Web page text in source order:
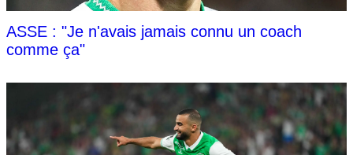
ASSE : "Je n'avais jamais connu un coach
comme ça"